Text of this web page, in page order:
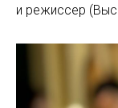
и режиссер